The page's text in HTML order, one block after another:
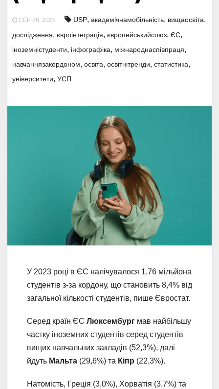
СЕР 28, 2025 USP, академічнамобільність, вищаосвіта,
дослідження, євроінтеграція, європейськийсоюз, ЄС,
іноземністуденти, інфографіка, міжнароднаспівпраця,
навчаннязакордоном, освіта, освітнітренди, статистика,
університети, УСП
У 2023 році в ЄС налічувалося 1,76 мільйона
студентів з-за кордону, що становить 8,4% від
загальної кількості студентів, пише Євростат.
Серед країн ЄС Люксембург мав найбільшу
частку іноземних студентів серед студентів
вищих навчальних закладів (52,3%), далі
йдуть Мальта (29,6%) та Кіпр (22,3%).
Натомість, Греція (3,0%), Хорватія (3,7%) та